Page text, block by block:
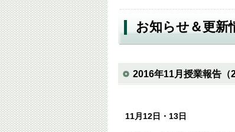
お知らせ＆更新
2016年11月授業報告（
11月12日・13日